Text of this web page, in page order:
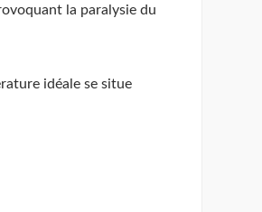
la paralysie du
idéale se situe